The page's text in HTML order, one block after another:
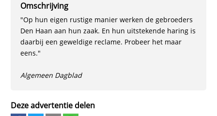
Omschrijving
"Op hun eigen rustige manier werken de gebroeders
Den Haan aan hun zaak. En hun uitstekende haring is
daarbij een geweldige reclame. Probeer het maar
eens."
Algemeen Dagblad
Deze advertentie delen